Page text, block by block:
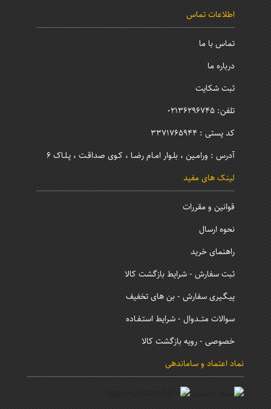
اطلاعات تماس
تماس با ما
درباره ما
ثبت شکایت
تلفن: 02136296745
کد پستی : 3371765944
آدرس : ورامـین ، بلـوار امـام رضـا ، کـوی صداقـت ، پـلـاک 6
لینک های مفید
قوانین و مقررات
نحوه ارسال
راهنمای خرید
ثبت سفارش - شرایط بازگشت کالا
پیـگـیری سفارش - بن های تخفیف
سوالات متــدوال - شرایط استـفـاده
خصوصی - رویه بازگشت کالا
نماد اعتماد و ساماندهی